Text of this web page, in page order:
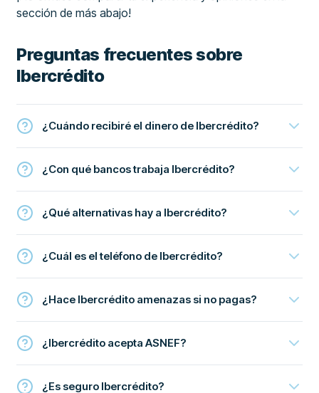
sección de más abajo!
Preguntas frecuentes sobre
Ibercrédito
¿Cuándo recibiré el dinero de Ibercrédito?
¿Con qué bancos trabaja Ibercrédito?
¿Qué alternativas hay a Ibercrédito?
¿Cuál es el teléfono de Ibercrédito?
¿Hace Ibercrédito amenazas si no pagas?
¿Ibercrédito acepta ASNEF?
¿Es seguro Ibercrédito?